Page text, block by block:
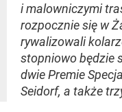
i malowniczymi
rozpocznie się w
rywalizowali
stopniowo będzie
dwie Premie
Seidorf, a także